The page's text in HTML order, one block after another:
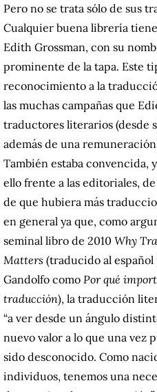
Pero no se trata sólo de sus
Cualquier buena librería
Edith Grossman, con su
prominente de la tapa. Este
reconocimiento a la
las muchas campañas que
traductores literarios (desde
además de una
También estaba convencida,
ello frente a las editoriales,
de que hubiera más
en general ya que, como
seminal libro de 2010 Why
Matters (traducido al español
Gandolfo como Por qué
traducción), la traducción
“a ver desde un ángulo
nuevo valor a lo que una vez
sido desconocido. Como
individuos, tenemos una